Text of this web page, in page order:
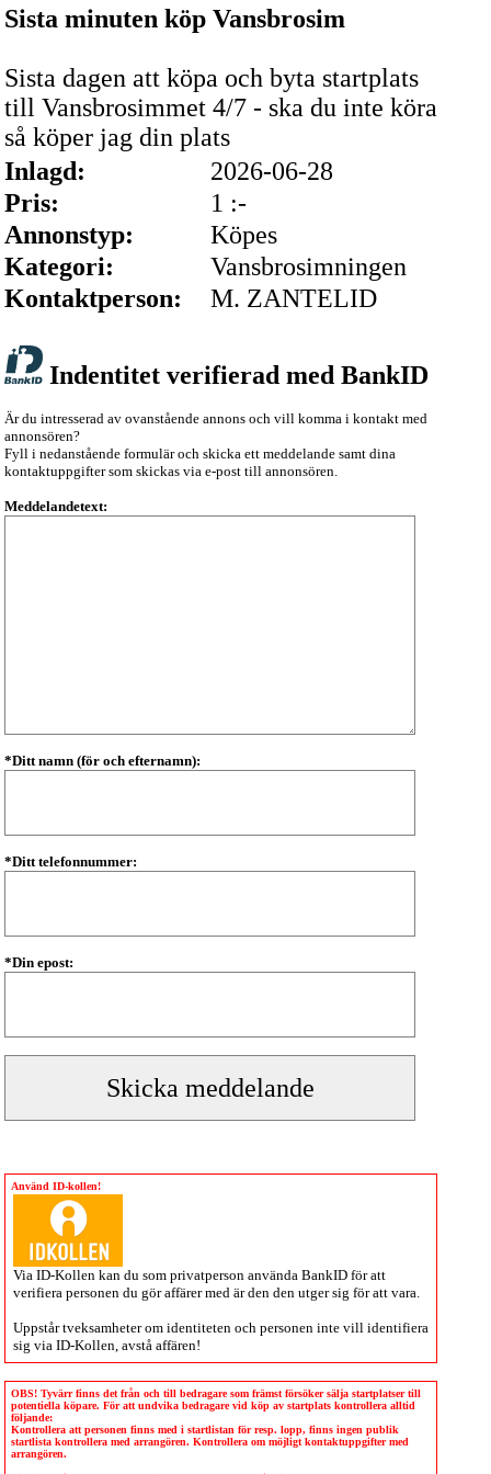
Sista minuten köp Vansbrosim
Sista dagen att köpa och byta startplats
till Vansbrosimmet 4/7 - ska du inte köra
så köper jag din plats
Inlagd:
2026-06-28
Pris:
1 :-
Annonstyp:
Köpes
Kategori:
Vansbrosimningen
Kontaktperson:
M. ZANTELID
Indentitet verifierad med BankID
Är du intresserad av ovanstående annons och vill komma i kontakt med
annonsören?
Fyll i nedanstående formulär och skicka ett meddelande samt dina
kontaktuppgifter som skickas via e-post till annonsören.
Meddelandetext:
*Ditt namn (för och efternamn):
*Ditt telefonnummer:
*Din epost:
Använd ID-kollen!
Via ID-Kollen kan du som privatperson använda BankID för att
verifiera personen du gör affärer med är den den utger sig för att vara.
Uppstår tveksamheter om identiteten och personen inte vill identifiera
sig via ID-Kollen , avstå affären!
OBS! Tyvärr finns det från och till bedragare som främst försöker sälja startplatser till
potentiella köpare. För att undvika bedragare vid köp av startplats kontrollera alltid
följande:
Kontrollera att personen finns med i startlistan för resp. lopp, finns ingen publik
startlista kontrollera med arrangören. Kontrollera om möjligt kontaktuppgifter med
arrangören.